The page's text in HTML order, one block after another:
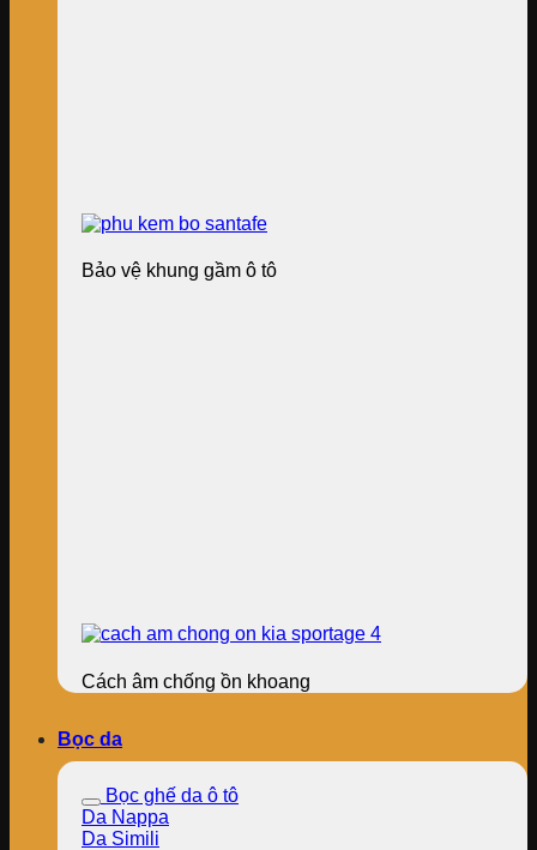
Bảo vệ khung gầm ô tô
Cách âm chống ồn khoang
Bọc da
Bọc ghế da ô tô
Da Nappa
Da Simili